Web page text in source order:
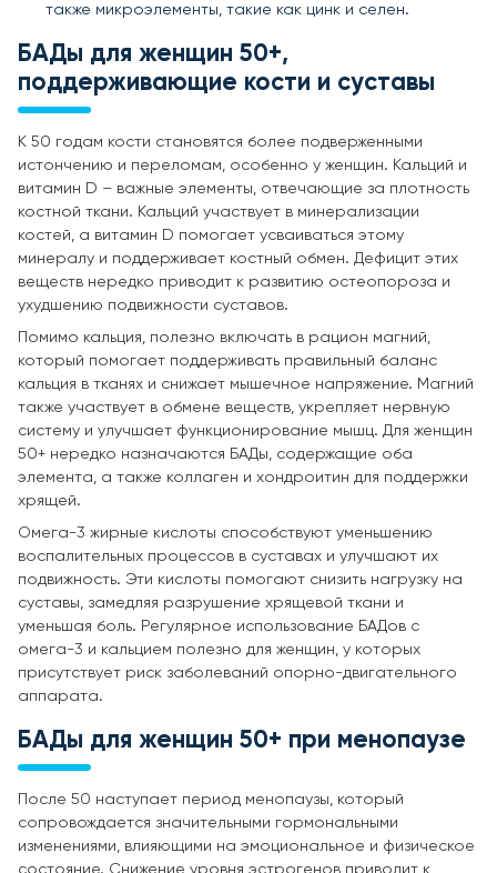
также микроэлементы, такие как цинк и селен.
БАДы для женщин 50+,
поддерживающие кости и суставы
К 50 годам кости становятся более подверженными
истончению и переломам, особенно у женщин. Кальций и
витамин D – важные элементы, отвечающие за плотность
костной ткани. Кальций участвует в минерализации
костей, а витамин D помогает усваиваться этому
минералу и поддерживает костный обмен. Дефицит этих
веществ нередко приводит к развитию остеопороза и
ухудшению подвижности суставов.
Помимо кальция, полезно включать в рацион магний,
который помогает поддерживать правильный баланс
кальция в тканях и снижает мышечное напряжение. Магний
также участвует в обмене веществ, укрепляет нервную
систему и улучшает функционирование мышц. Для женщин
50+ нередко назначаются БАДы, содержащие оба
элемента, а также коллаген и хондроитин для поддержки
хрящей.
Омега-3 жирные кислоты способствуют уменьшению
воспалительных процессов в суставах и улучшают их
подвижность. Эти кислоты помогают снизить нагрузку на
суставы, замедляя разрушение хрящевой ткани и
уменьшая боль. Регулярное использование БАДов с
омега-3 и кальцием полезно для женщин, у которых
присутствует риск заболеваний опорно-двигательного
аппарата.
БАДы для женщин 50+ при менопаузе
После 50 наступает период менопаузы, который
сопровождается значительными гормональными
изменениями, влияющими на эмоциональное и физическое
состояние. Снижение уровня эстрогенов приводит к